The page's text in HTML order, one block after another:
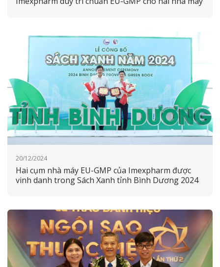
20/12/2024
Hai cụm nhà máy EU-GMP của Imexpharm được
vinh danh trong Sách Xanh tỉnh Bình Dương 2024